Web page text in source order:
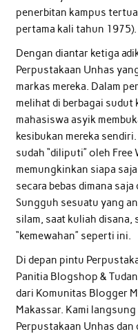
penerbitan kampus
pertama kali tahun 1975).
Dengan diantar ketiga
Perpustakaan Unhas
markas mereka. Dalam
melihat di berbagai
mahasiswa asyik
kesibukan mereka
sudah “diliputi” oleh Free
memungkinkan siapa
secara bebas dimana
Sungguh sesuatu yang
silam, saat kuliah disana,
“kemewahan” seperti ini.
Di depan pintu
Panitia Blogshop &
dari Komunitas Blogger
Makassar. Kami
Perpustakaan Unhas